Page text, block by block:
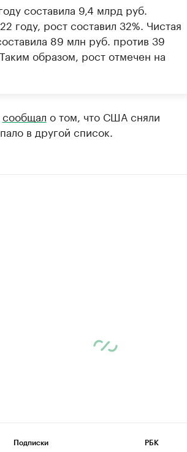
составила 9,4 млрд руб.
году, рост составил 32%. Чистая
89 млн руб. против 39
образом, рост отмечен на
сообщал о том, что США сняли
в другой список.
Подписки РБК